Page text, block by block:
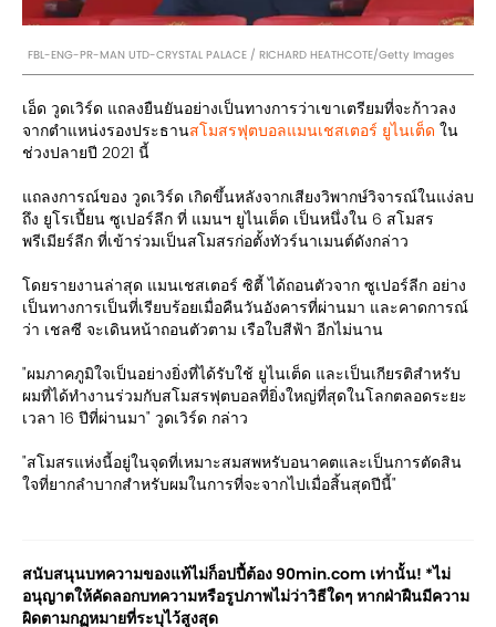
FBL-ENG-PR-MAN UTD-CRYSTAL PALACE / RICHARD HEATHCOTE/Getty Images
เอ็ด วูดเวิร์ด แถลงยืนยันอย่างเป็นทางการว่าเขาเตรียมที่จะก้าวลง
จากตำแหน่งรองประธานสโมสรฟุตบอลแมนเชสเตอร์ ยูไนเต็ด ใน
ช่วงปลายปี 2021 นี้
แถลงการณ์ของ วูดเวิร์ด เกิดขึ้นหลังจากเสียงวิพากษ์วิจารณ์ในแง่ลบ
ถึง ยูโรเปี้ยน ซูเปอร์ลีก ที่ แมนฯ ยูไนเต็ด เป็นหนึ่งใน 6 สโมสร
พรีเมียร์ลีก ที่เข้าร่วมเป็นสโมสรก่อตั้งทัวร์นาเมนต์ดังกล่าว
โดยรายงานล่าสุด แมนเชสเตอร์ ซิตี้ ได้ถอนตัวจาก ซูเปอร์ลีก อย่าง
เป็นทางการเป็นที่เรียบร้อยเมื่อคืนวันอังคารที่ผ่านมา และคาดการณ์
ว่า เชลซี จะเดินหน้าถอนตัวตาม เรือใบสีฟ้า อีกไม่นาน
"ผมภาคภูมิใจเป็นอย่างยิ่งที่ได้รับใช้ ยูไนเต็ด และเป็นเกียรติสำหรับ
ผมที่ได้ทำงานร่วมกับสโมสรฟุตบอลที่ยิ่งใหญ่ที่สุดในโลกตลอดระยะ
เวลา 16 ปีที่ผ่านมา" วูดเวิร์ด กล่าว
"สโมสรแห่งนี้อยู่ในจุดที่เหมาะสมสพหรับอนาคตและเป็นการตัดสิน
ใจที่ยากลำบากสำหรับผมในการที่จะจากไปเมื่อสิ้นสุดปีนี้"
สนับสนุนบทความของแท้ไม่ก็อปปี้ต้อง 90min.com เท่านั้น! *ไม่
อนุญาตให้คัดลอกบทความหรือรูปภาพไม่ว่าวิธีใดๆ หากฝ่าฝืนมีความ
ผิดตามกฏหมายที่ระบุไว้สูงสุด